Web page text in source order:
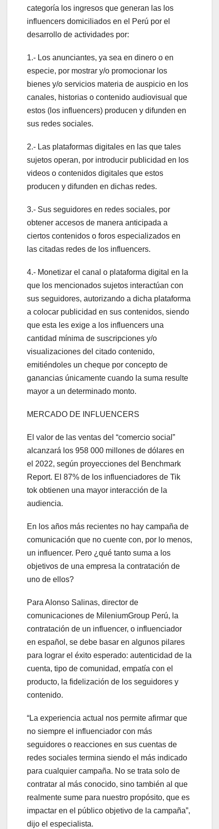
categoría los ingresos que generan las los
influencers domiciliados en el Perú por el
desarrollo de actividades por:
1.- Los anunciantes, ya sea en dinero o en
especie, por mostrar y/o promocionar los
bienes y/o servicios materia de auspicio en los
canales, historias o contenido audiovisual que
estos (los influencers) producen y difunden en
sus redes sociales.
2.- Las plataformas digitales en las que tales
sujetos operan, por introducir publicidad en los
videos o contenidos digitales que estos
producen y difunden en dichas redes.
3.- Sus seguidores en redes sociales, por
obtener accesos de manera anticipada a
ciertos contenidos o foros especializados en
las citadas redes de los influencers.
4.- Monetizar el canal o plataforma digital en la
que los mencionados sujetos interactúan con
sus seguidores, autorizando a dicha plataforma
a colocar publicidad en sus contenidos, siendo
que esta les exige a los influencers una
cantidad mínima de suscripciones y/o
visualizaciones del citado contenido,
emitiéndoles un cheque por concepto de
ganancias únicamente cuando la suma resulte
mayor a un determinado monto.
MERCADO DE INFLUENCERS
El valor de las ventas del “comercio social”
alcanzará los 958 000 millones de dólares en
el 2022, según proyecciones del Benchmark
Report. El 87% de los influenciadores de Tik
tok obtienen una mayor interacción de la
audiencia.
En los años más recientes no hay campaña de
comunicación que no cuente con, por lo menos,
un influencer. Pero ¿qué tanto suma a los
objetivos de una empresa la contratación de
uno de ellos?
Para Alonso Salinas, director de
comunicaciones de MileniumGroup Perú, la
contratación de un influencer, o influenciador
en español, se debe basar en algunos pilares
para lograr el éxito esperado: autenticidad de la
cuenta, tipo de comunidad, empatía con el
producto, la fidelización de los seguidores y
contenido.
“La experiencia actual nos permite afirmar que
no siempre el influenciador con más
seguidores o reacciones en sus cuentas de
redes sociales termina siendo el más indicado
para cualquier campaña. No se trata solo de
contratar al más conocido, sino también al que
realmente sume para nuestro propósito, que es
impactar en el público objetivo de la campaña”,
dijo el especialista.